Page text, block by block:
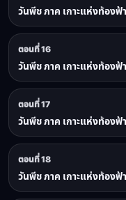
วันพีช ภาค เกาะแห่งท้องฟ้
ตอนที่ 16
วันพีช ภาค เกาะแห่งท้องฟ้
ตอนที่ 17
วันพีช ภาค เกาะแห่งท้องฟ้
ตอนที่ 18
วันพีช ภาค เกาะแห่งท้องฟ้